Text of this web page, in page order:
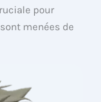
pour
menées de